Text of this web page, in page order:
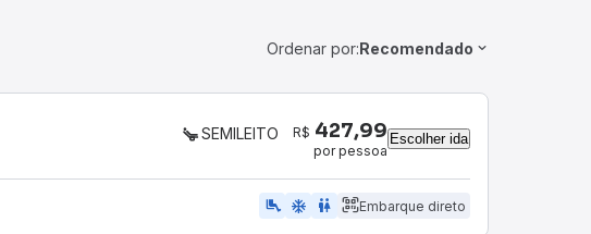
Ordenar por:Recomendado
SEMILEITO R$ 427,99
por pessoa
Escolher ida
airline_seat_legroom_extra ac_unit WC Embarque direto